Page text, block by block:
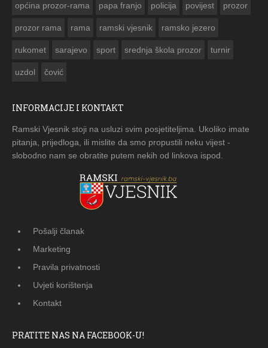
općina prozor-rama papa franjo policija povijest prozor
prozor rama rama ramski vjesnik ramsko jezero
rukomet sarajevo sport srednja škola prozor turnir
uzdol čović
INFORMACIJE I KONTAKT
Ramski Vjesnik stoji na usluzi svim posjetiteljima. Ukoliko imate
pitanja, prijedloga, ili mislite da smo propustili neku vijest -
slobodno nam se obratite putem nekih od linkova ispod.
Pošalji članak
Marketing
Pravila privatnosti
Uvjeti korištenja
Kontakt
PRATITE NAS NA FACEBOOK-U!